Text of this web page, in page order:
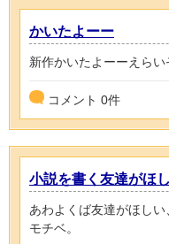
かいたよーー
新作かいたよーーえら
コメント 0件
小説を書く友達がほ
あわよくば友達がほし
モチベ。